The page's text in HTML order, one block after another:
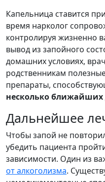
Капельница ставится
время нарколог
контролируя жизненно
вывод из запойного
домашних условиях,
родственникам
препараты,
несколько ближайших
Дальнейшее
Чтобы запой не
убедить пациента
зависимости. Один из
от алкоголизма.